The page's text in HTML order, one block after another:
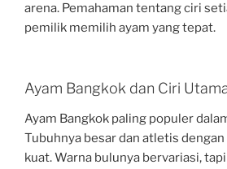
arena. Pemahaman tentang ciri
pemilik memilih ayam yang tepat.
Ayam Bangkok dan Ciri
Ayam Bangkok paling populer
Tubuhnya besar dan atletis
kuat. Warna bulunya bervariasi,